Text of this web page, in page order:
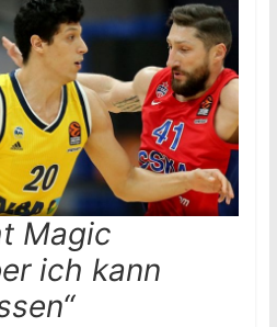
Magic
ich kann